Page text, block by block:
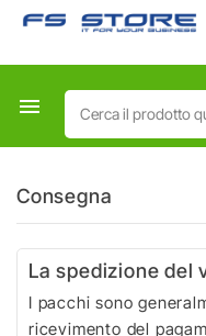

Consegna
La spedizione del
I pacchi sono
ricevimento del